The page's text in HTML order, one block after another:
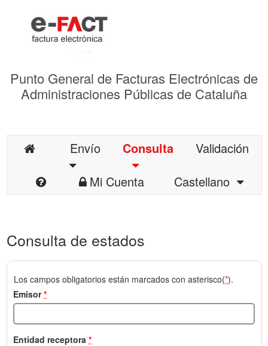
Punto General de Facturas Electrónicas de
Administraciones Públicas de Cataluña
Envío Consulta
Validación
Mi Cuenta
Castellano
Consulta de estados
Los campos obligatorios están marcados con asterisco(*).
Emisor*
Entidad receptora *